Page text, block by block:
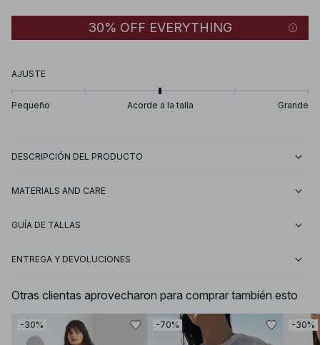
30% OFF EVERYTHING
AJUSTE
Pequeño Acorde a la talla Grande
DESCRIPCIÓN DEL PRODUCTO
MATERIALS AND CARE
GUÍA DE TALLAS
ENTREGA Y DEVOLUCIONES
Otras clientas aprovecharon para comprar también esto
-30% -70% -30%